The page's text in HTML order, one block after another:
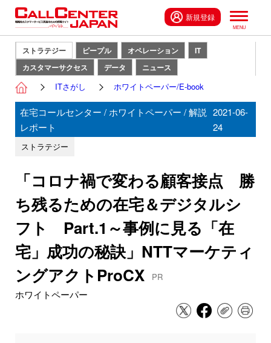
新規登録
ストラテジー ピープル オペレーション
IT
カスタマーサクセス
データ ニュース
ITさがし ホワイトペーパー/E-book
在宅コールセンター / ホワイトペーパー / 解説
レポート
2021-06-
24
ストラテジー
「コロナ禍で変わる顧客接点 勝
ち残るための在宅＆デジタルシ
フト Part.1～事例に見る「在
宅」成功の秘訣」NTTマーケティ
ングアクトProCX
PR
ホワイトペーパー